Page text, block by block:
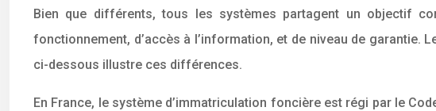
Bien que différents, tous les systèmes partagent un objectif
fonctionnement, d’accès à l’information, et de niveau de
ci-dessous illustre ces différences.
En France, le système d’immatriculation foncière est régi par le